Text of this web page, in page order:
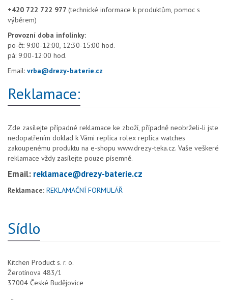
+420 722 722 977 (technické informace k produktům, pomoc s
výběrem)
Provozní doba infolinky:
po-čt: 9:00-12:00, 12:30-15:00 hod.
pá: 9:00-12:00 hod.
Email: vrba@drezy-baterie.cz
Reklamace:
Zde zasílejte případné reklamace ke zboží, případně neobrželi-li jste
nedopatřením doklad k Vámi replica rolex replica watches
zakoupenému produktu na e-shopu www.drezy-teka.cz. Vaše veškeré
reklamace vždy zasílejte pouze písemně.
Email: reklamace@drezy-baterie.cz
Reklamace: REKLAMAČNÍ FORMULÁŘ
Sídlo
Kitchen Product s. r. o.
Žerotínova 483/1
37004 České Budějovice